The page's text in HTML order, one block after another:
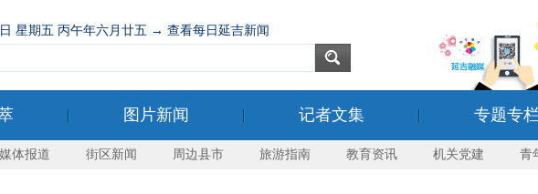
日 星期五 丙午年六月廿五 → 查看每日延吉新闻
图片新闻 记者文集 专题专栏
媒体报道 街区新闻 周边县市 旅游指南 教育资讯 机关党建 青